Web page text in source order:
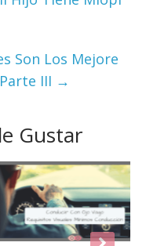
Son Los Mejore
III →
Gustar